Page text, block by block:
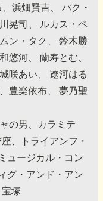
浜畑賢吉、
パク・
晃司、
ルカス・ペ
ン・タク、
鈴木勝
悠河、
蘭寿とむ、
咲あい、
遼河はる
豊楽依布、
夢乃聖
の男、カラミテ
、トライアンフ・
ュージカル・コン
グ・アンド・アン
宝塚